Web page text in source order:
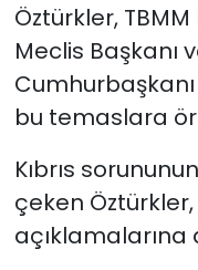
Öztürkler,
Meclis Başkanı
bu temaslara
Kıbrıs
çeken Öztürkler,
açıklamalarına